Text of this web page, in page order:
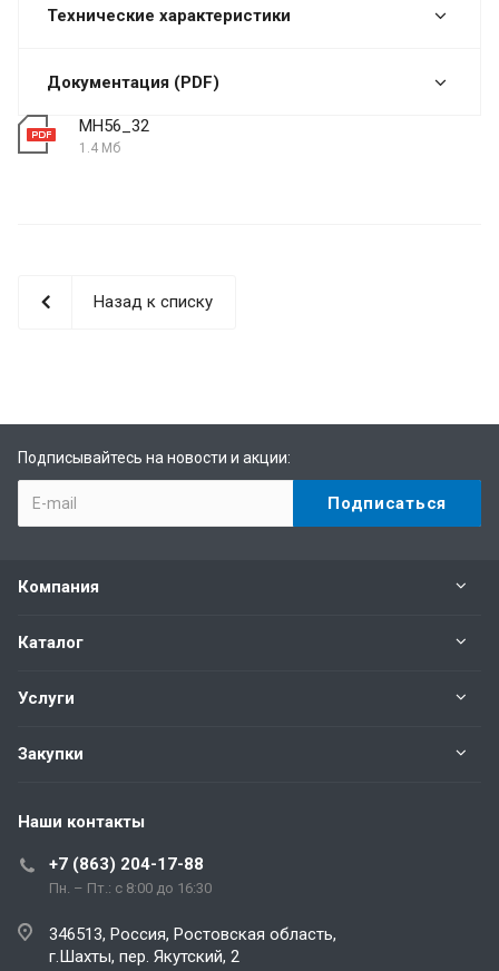
Технические характеристики
Документация (PDF)
МН56_32
1.4 Мб
Назад к списку
Подписывайтесь на новости и акции:
Компания
Каталог
Услуги
Закупки
Наши контакты
+7 (863) 204-17-88
Пн. – Пт.: с 8:00 до 16:30
346513, Россия, Ростовская область,
г.Шахты, пер. Якутский, 2